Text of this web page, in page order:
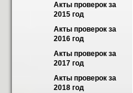
Акты проверок за
2015 год
Акты проверок за
2016 год
Акты проверок за
2017 год
Акты проверок за
2018 год